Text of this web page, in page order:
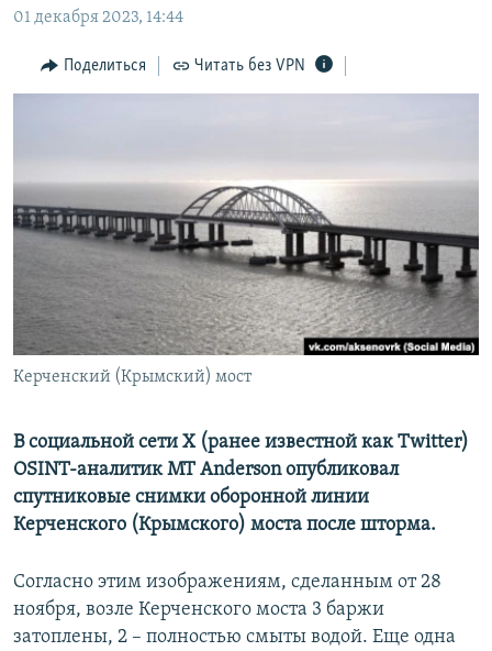
Вернутся
поиску
ИНТЕРАКТИВ
ИНФОГРАФИКА
ПРОПАВШИЕ БЕЗ ВЕСТИ
ПОБЕДИТЕЛЕЙ НЕ СУДЯТ?
КРЫМ.НЕПОКОРЕННЫЙ
ELIFBE
УКРАИНСКАЯ ПРОБЛЕМА КРЫМА
РАДІО СВОБОДА
КАК ОБОЙТИ БЛОКИРОВКУ
ПРИСОЕДИНЯЙТЕСЬ!
Все сайты RFE/RL
01 декабря 2023, 14:44
Поделиться Читать без VPN
Керченский (Крымский) мост
В социальной сети X (ранее известной как Twitter)
OSINT-аналитик MT Anderson опубликовал
спутниковые снимки оборонной линии
Керченского (Крымского) моста после шторма.
Согласно этим изображениям, сделанным от 28
ноября, возле Керченского моста 3 баржи
затоплены, 2 – полностью смыты водой. Еще одна